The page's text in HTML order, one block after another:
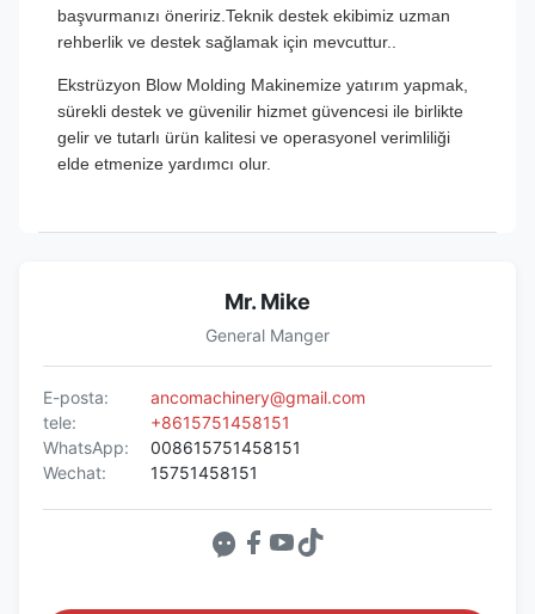
başvurmanızı öneririz.Teknik destek ekibimiz uzman
rehberlik ve destek sağlamak için mevcuttur..
Ekstrüzyon Blow Molding Makinemize yatırım yapmak,
sürekli destek ve güvenilir hizmet güvencesi ile birlikte
gelir ve tutarlı ürün kalitesi ve operasyonel verimliliği
elde etmenize yardımcı olur.
Mr. Mike
General Manger
E-posta:
ancomachinery@gmail.com
tele:
+8615751458151
WhatsApp:
008615751458151
Wechat:
15751458151